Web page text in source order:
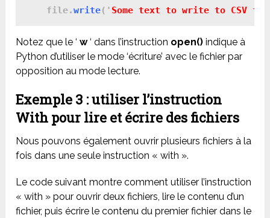
    file.
write(' Some text to write to CSV
Notez que le ‘w‘ dans l’instruction open() indique à
Python d’utiliser le mode ‘écriture’ avec le fichier par
opposition au mode lecture.
Exemple 3 : utiliser l’instruction
With pour lire et écrire des fichiers
Nous pouvons également ouvrir plusieurs fichiers à la
fois dans une seule instruction « with ».
Le code suivant montre comment utiliser l’instruction
« with » pour ouvrir deux fichiers, lire le contenu d’un
fichier, puis écrire le contenu du premier fichier dans le